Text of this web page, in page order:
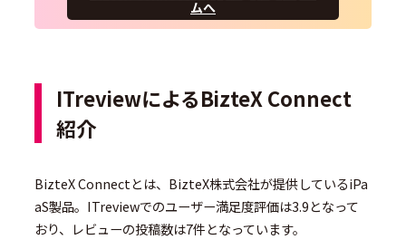
ムへ
ITreviewによるBizteX Connect
紹介
BizteX Connectとは、BizteX株式会社が提供しているiPa
aS製品。ITreviewでのユーザー満足度評価は3.9となって
おり、レビューの投稿数は7件となっています。